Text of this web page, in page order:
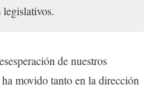
legislativos.
de nuestros
movido tanto en la dirección